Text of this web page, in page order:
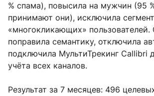
% спама), повысила на мужчин (95
принимают они), исключила сегмент
«многокликающих»
поправила семантику, отключила
подключила МультиТрекинг Callibri
учёта всех каналов.
Результат за 7 месяцев: 496